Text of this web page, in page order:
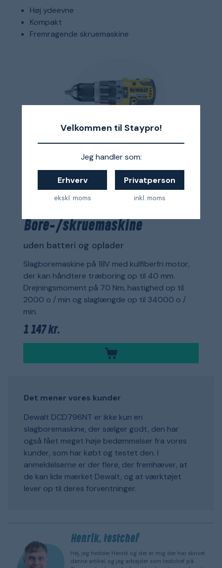
Velkommen til Staypro!
Jeg handler som:
Erhverv
ekskl. moms
Privatperson
inkl. moms
Høj ydeevne
Kompakt
Fremragende skruemaskine
Bore-/skruemaskine
uden batteri og oplader
Slagboremaskine på 18V med kulfiberfri motor,
der kan håndtere træboring op til 40 mm.
Drejningsmoment på 70 Nm, hastighed op til
2000 o / min og slaglængde op til 34000 o /
min.
1 147 kr.
Det mener vores kunder
Dewalt DCD796NT er ikke kun en
slagboremaskine, der sælger godt, den har
også fået meget høje bedømmelser fra vores
kunder, som har købt og testet den. I
anmeldelserne er der flere, der fremhæver, at
de kan lide mærket Dewalt, og at værktøjet
lever op til deres forventninger.
Henrik, testchef
Hej, jeg hedder Henrik og det er mig der har skrivet
denne artikel, og jeg arbejder som testchef på